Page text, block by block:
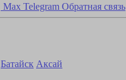
Max Telegram Обратная связь
Батайск Аксай